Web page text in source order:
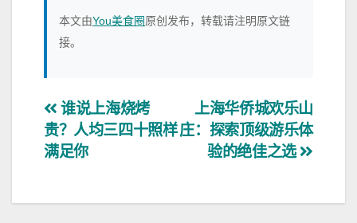
本文由You美食圈原创发布，转载请注明原文链
接。
文
章
航
上海华侨城欢乐山
庄：探索顶级游乐体
验的绝佳之选
谁说上海烧烤
贵？人均三四十照样
满足你